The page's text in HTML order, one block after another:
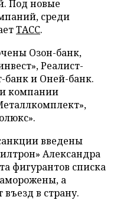
Под новые
среди
ТАСС.
Озон-банк,
Реалист-
банк и Оней-банк.
компании
введены
Александра
фигурантов списка
а
в страну.